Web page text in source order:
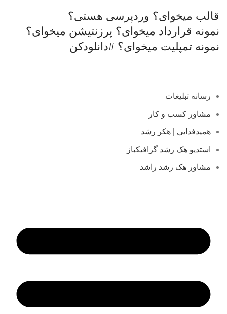
قالب میخوای؟ وردپرسی هستی؟
نمونه قرارداد میخوای؟ پرزنتیشن میخوای؟
نمونه تمپلیت میخوای؟#دانلودکن
رسانه تبلیغات
مشاور کسب و کار
همیدفدایی | هکر رشد
استدیو هک رشد گرافیکباز
مشاور هک رشد راشد